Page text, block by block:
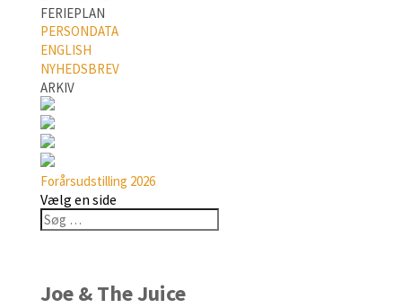
FERIEPLAN
PERSONDATA
ENGLISH
NYHEDSBREV
ARKIV
Forårsudstilling 2026
Vælg en side
Joe & The Juice